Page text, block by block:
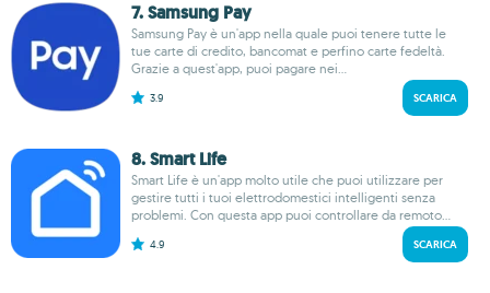
7. Samsung Pay
Samsung Pay è un'app nella quale puoi tenere tutte le
tue carte di credito, bancomat e perfino carte fedeltà.
Grazie a quest'app, puoi pagare nei...
3.9 SCARICA
8. Smart Life
Smart Life è un'app molto utile che puoi utilizzare per
gestire tutti i tuoi elettrodomestici intelligenti senza
problemi. Con questa app puoi controllare da remoto...
4.9 SCARICA